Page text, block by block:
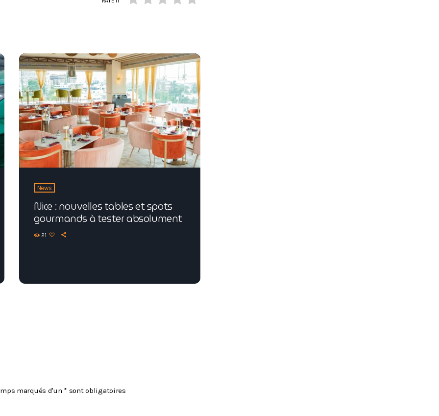
News
Nice : nouvelles tables et spots
gourmands à tester absolument
21
marqués d'un * sont obligatoires